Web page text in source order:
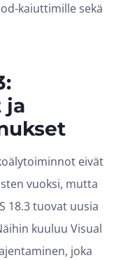
kaiuttimille sekä
ja
eivät
vuoksi, mutta
18.3 tuovat uusia
kuuluu Visual
joka